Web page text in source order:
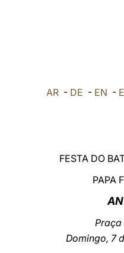
AR- DE - EN -
FESTA DO
PAPA
Praça
Domingo, 7